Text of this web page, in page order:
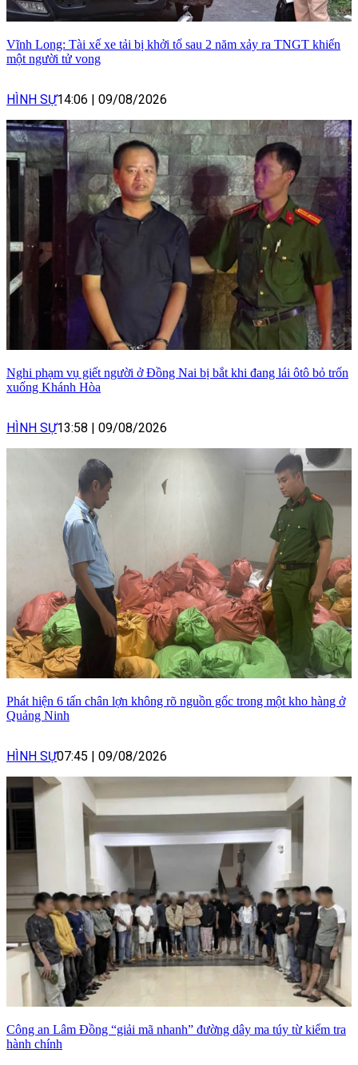
Vĩnh Long: Tài xế xe tải bị khởi tố sau 2 năm xảy ra TNGT khiến
một người tử vong
HÌNH SỰ14:06 | 09/08/2026
Nghi phạm vụ giết người ở Đồng Nai bị bắt khi đang lái ôtô bỏ trốn
xuống Khánh Hòa
HÌNH SỰ13:58 | 09/08/2026
Phát hiện 6 tấn chân lợn không rõ nguồn gốc trong một kho hàng ở
Quảng Ninh
HÌNH SỰ07:45 | 09/08/2026
Công an Lâm Đồng “giải mã nhanh” đường dây ma túy từ kiểm tra
hành chính